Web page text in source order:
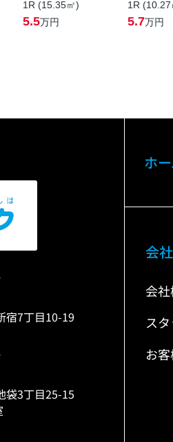
1R (15.35㎡)
5.5万円
1R (10.27
5.7万円
宿7丁目10-19
袋3丁目25-15
ホ
会
会
ス
お